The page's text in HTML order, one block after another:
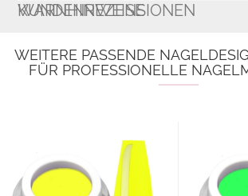
WARNHINWEISE
KUNDENREZENSIONEN
WEITERE PASSENDE
FÜR PROFESSIONELLE